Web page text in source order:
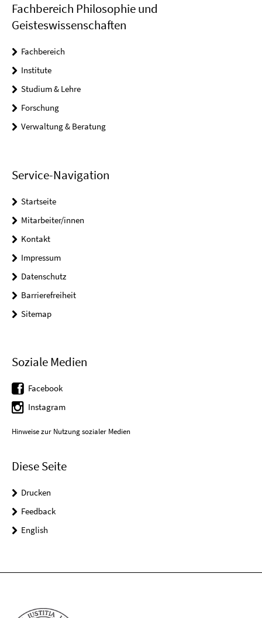
Fachbereich Philosophie und
Geisteswissenschaften
Fachbereich
Institute
Studium & Lehre
Forschung
Verwaltung & Beratung
Service-Navigation
Startseite
Mitarbeiter/innen
Kontakt
Impressum
Datenschutz
Barrierefreiheit
Sitemap
Soziale Medien
Facebook
Instagram
Hinweise zur Nutzung sozialer Medien
Diese Seite
Drucken
Feedback
English